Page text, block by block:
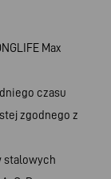
Max
czasu
zgodnego z
stalowych